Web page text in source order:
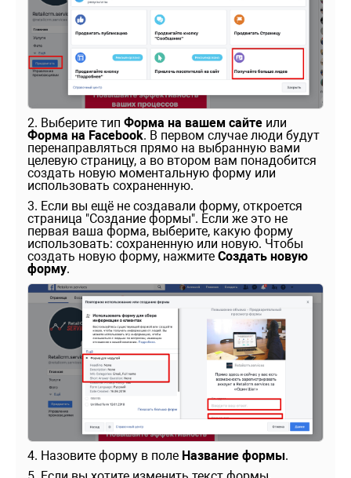
2. Выберите тип Форма на вашем сайте или
Форма на Facebook. В первом случае люди будут
перенаправляться прямо на выбранную вами
целевую страницу, а во втором вам понадобится
создать новую моментальную форму или
использовать сохраненную.
3. Если вы ещё не создавали форму, откроется
страница "Создание формы". Если же это не
первая ваша форма, выберите, какую форму
использовать: сохраненную или новую. Чтобы
создать новую форму, нажмите Создать новую
форму.
4. Назовите форму в поле Название формы.